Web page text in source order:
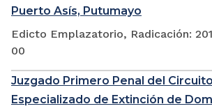
Puerto Asís, Putumayo
Edicto Emplazatorio, Radicación:
00
Juzgado Primero Penal del Circuito
Especializado de Extinción de